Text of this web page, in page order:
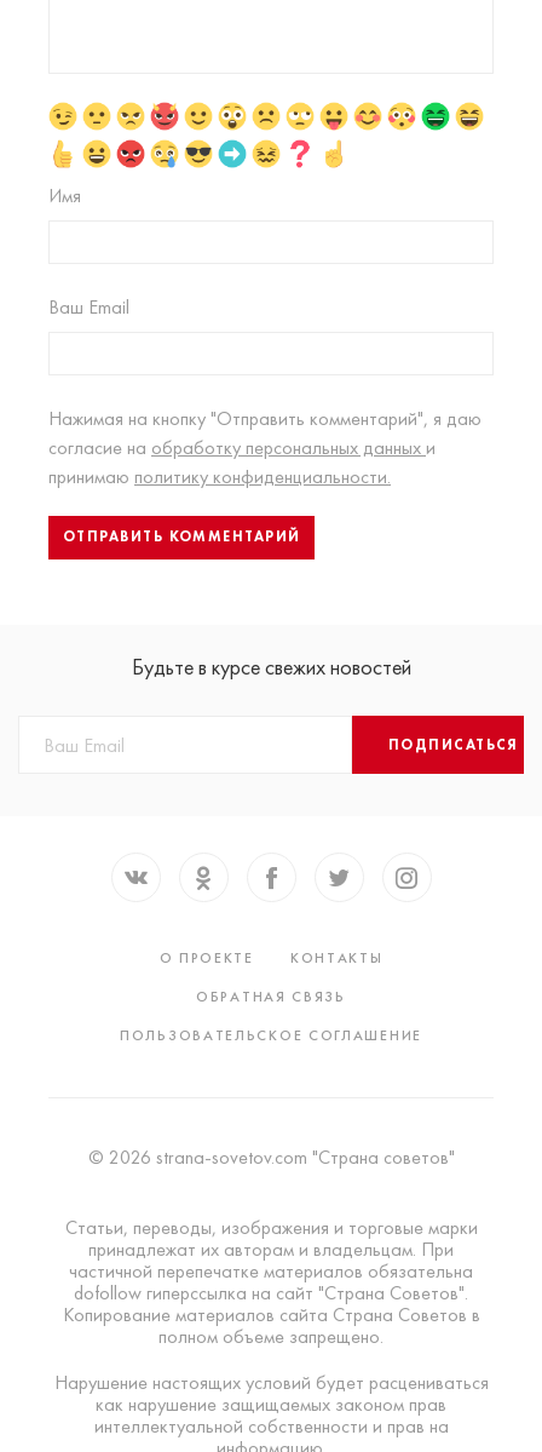
Имя
Ваш Email
Нажимая на кнопку "Отправить комментарий", я даю
согласие на обработку персональных данных и
принимаю политику конфиденциальности.
Будьте в курсе свежих новостей
ПОДПИСАТЬСЯ
О ПРОЕКТЕ
КОНТАКТЫ
ОБРАТНАЯ СВЯЗЬ
ПОЛЬЗОВАТЕЛЬСКОЕ СОГЛАШЕНИЕ
© 2026 strana-sovetov.com "Страна советов"
Статьи, переводы, изображения и торговые марки
принадлежат их авторам и владельцам. При
частичной перепечатке материалов обязательна
dofollow гиперссылка на сайт "Страна Советов".
Копирование материалов сайта Страна Советов в
полном объеме запрещено.
Нарушение настоящих условий будет расцениваться
как нарушение защищаемых законом прав
интеллектуальной собственности и прав на